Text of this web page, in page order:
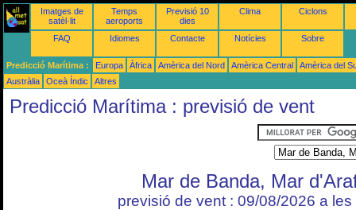
Imatges de
satèl·lit
Temps
aeroports
Previsió 10
dies
Clima Ciclons
FAQ Idiomes Contacte Notícies Sobre
Predicció Marítima : Europa Àfrica Amèrica del Nord Amèrica Central
Amèrica del
Austràlia
Oceà Índic Altres
Predicció Marítima : previsió de vent
Mar de Banda, Mar
previsió de vent : 09/08/2026 a les